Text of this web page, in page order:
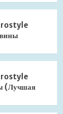
(Лучшая